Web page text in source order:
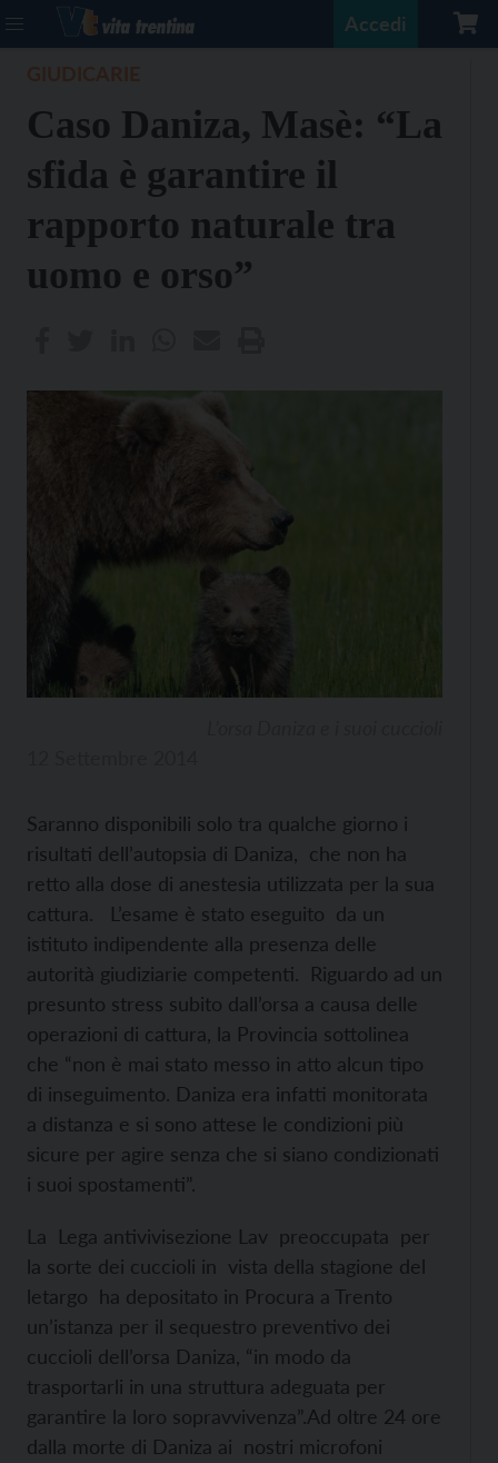
Accedi
Caso Daniza, Masè: “La
sfida è garantire il
rapporto naturale tra
uomo e orso”
Saranno disponibili solo tra qualche giorno i
risultati dell’autopsia di Daniza, che non ha
retto alla dose di anestesia utilizzata per la sua
cattura. L’esame è stato eseguito da un
istituto indipendente alla presenza delle
autorità giudiziarie competenti. Riguardo ad un
presunto stress subito dall’orsa a causa delle
operazioni di cattura, la Provincia sottolinea
che “non è mai stato messo in atto alcun tipo
di inseguimento. Daniza era infatti monitorata
a distanza e si sono attese le condizioni più
sicure per agire senza che si siano condizionati
i suoi spostamenti”.
La Lega antivivisezione Lav preoccupata per
la sorte dei cuccioli in vista della stagione del
letargo ha depositato in Procura a Trento
un’istanza per il sequestro preventivo dei
cuccioli dell’orsa Daniza, “in modo da
trasportarli in una struttura adeguata per
garantire la loro sopravvivenza”.Ad oltre 24 ore
dalla morte di Daniza ai nostri microfoni